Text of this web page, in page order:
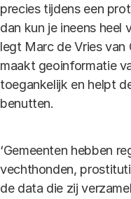
precies tijdens een
dan kun je ineens heel
legt Marc de Vries van
maakt geo­informatie
toegankelijk en helpt
benutten.
‘Gemeenten hebben
vechthonden,
de data die zij